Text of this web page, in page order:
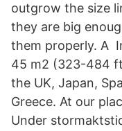
outgrow the size
they are big
them properly. A
45 m2 (323-484
the UK, Japan,
Greece. At our
Under